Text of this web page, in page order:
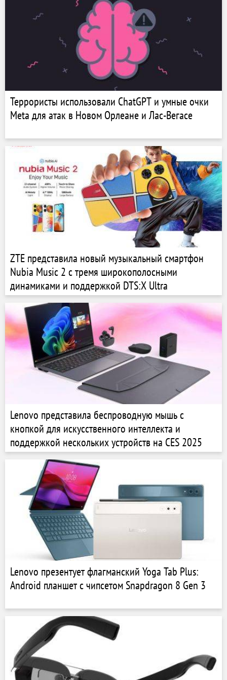
Террористы использовали ChatGPT и умные очки
Meta для атак в Новом Орлеане и Лас-Вегасе
ZTE представила новый музыкальный смартфон
Nubia Music 2 с тремя широкополосными
динамиками и поддержкой DTS:X Ultra
Lenovo представила беспроводную мышь с
кнопкой для искусственного интеллекта и
поддержкой нескольких устройств на CES 2025
Lenovo презентует флагманский Yoga Tab Plus:
Android планшет с чипсетом Snapdragon 8 Gen 3